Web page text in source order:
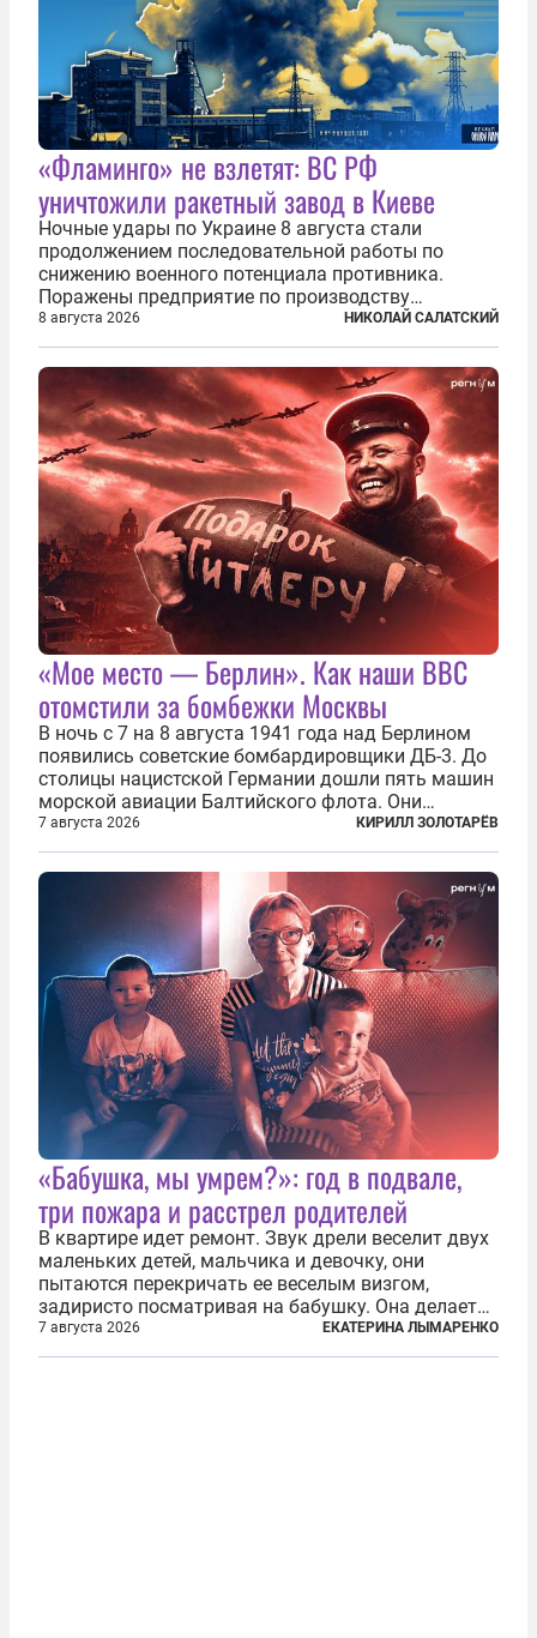
«Фламинго» не взлетят: ВС РФ
уничтожили ракетный завод в Киеве
Ночные удары по Украине 8 августа стали
продолжением последовательной работы по
снижению военного потенциала противника.
Поражены предприятие по производству
крылатых ракет, крупный склад топлива и два
сухогруза с военными грузами. Дополнительно
нанесены удары по объектам в ряде городов. В
Киеве...
8 августа 2026 НИКОЛАЙ САЛАТСКИЙ
«Мое место — Берлин». Как наши ВВС
отомстили за бомбежки Москвы
В ночь с 7 на 8 августа 1941 года над Берлином
появились советские бомбардировщики ДБ-3. До
столицы нацистской Германии дошли пять машин
морской авиации Балтийского флота. Они
сбросили бомбы на город, который в тот момент
жил в полной уверенности, что война идет где-то
далеко на востоке, Красная...
7 августа 2026 КИРИЛЛ ЗОЛОТАРЁВ
«Бабушка, мы умрем?»: год в подвале,
три пожара и расстрел родителей
В квартире идет ремонт. Звук дрели веселит двух
маленьких детей, мальчика и девочку, они
пытаются перекричать ее веселым визгом,
задиристо посматривая на бабушку. Она делает
им замечание, но внуки чувствуют, что она
сердится невсерьез. И это правда: дрель, конечно,
7 августа 2026 ЕКАТЕРИНА ЛЫМАРЕНКО